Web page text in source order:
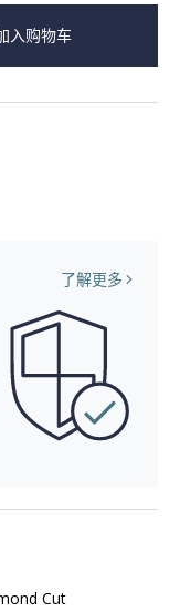
入购物车
了解更多
Cut